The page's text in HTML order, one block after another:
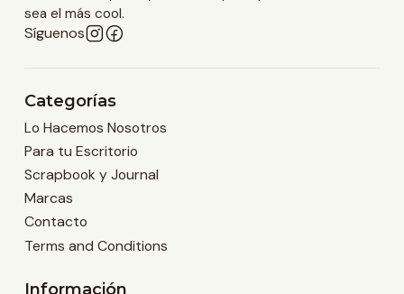
sea el más cool.
Síguenos
Categorías
Lo Hacemos Nosotros
Para tu Escritorio
Scrapbook y Journal
Marcas
Contacto
Terms and Conditions
Información